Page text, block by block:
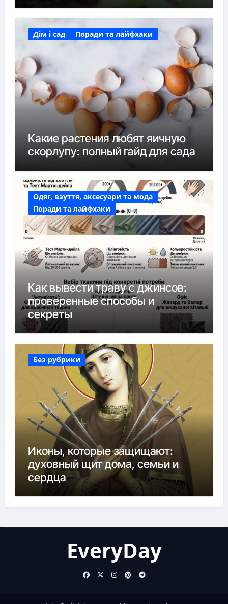
Дім і сад Поради та лайфхаки
Какие растения любят яичную
скорлупу: полный гайд для сада
Одяг, взуття, аксесуари та мода
Поради та лайфхаки
Как вывести траву с джинсов:
проверенные способы и
секреты
Без рубрики
Иконы, которые защищают:
духовный щит дома, семьи и
сердца
EveryDay